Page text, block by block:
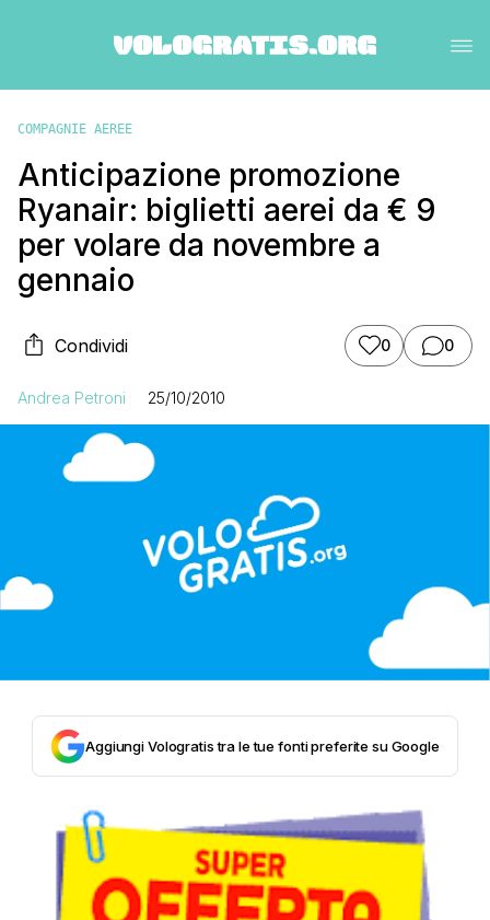
COMPAGNIE AEREE
Anticipazione promozione
Ryanair: biglietti aerei da € 9
per volare da novembre a
gennaio
Condividi 0 0
Andrea Petroni 25/10/2010
Aggiungi Vologratis tra le tue fonti preferite su Google